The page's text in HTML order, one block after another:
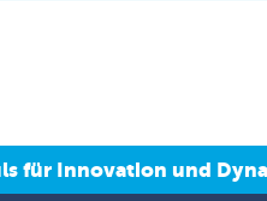
für Innovation und